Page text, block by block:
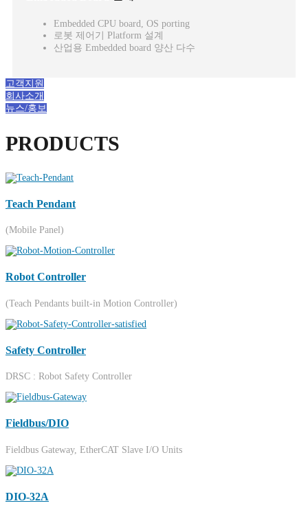
Embedded CPU board, OS porting
로봇 제어기 Platform 설계
산업용 Embedded board 양산 다수
고객지원
회사소개
뉴스/홍보
PRODUCTS
Teach Pendant
(Mobile Panel)
Robot Controller
(Teach Pendants built-in Motion Controller)
Safety Controller
DRSC : Robot Safety Controller
Fieldbus/DIO
Fieldbus Gateway, EtherCAT Slave I/O Units
DIO-32A